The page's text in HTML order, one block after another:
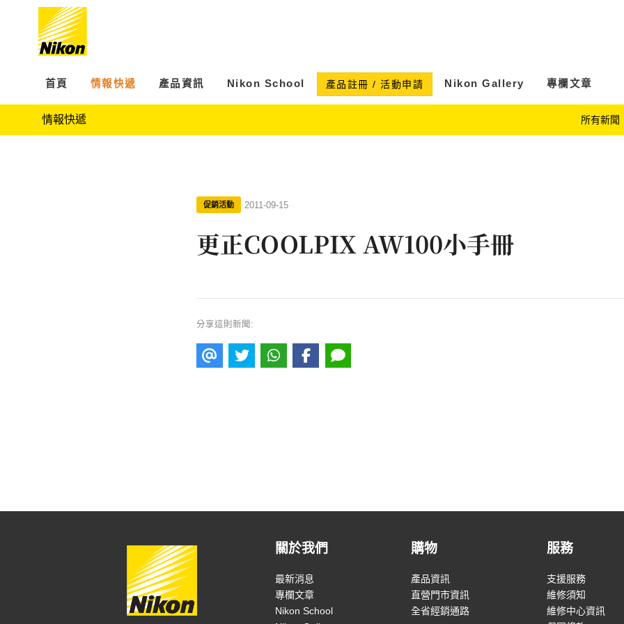
首頁 情報快遞 產品資訊 Nikon School 產品註冊 / 活動申請 Nikon Gallery 專欄文章
情報快遞 所有新聞
促銷活動 · 2011-09-15
更正COOLPIX AW100小手冊
分享這則新聞:
關於我們
最新消息
專欄文章
Nikon School
購物
產品資訊
直營門市資訊
全省經銷通路
服務
支援服務
維修須知
維修中心資訊